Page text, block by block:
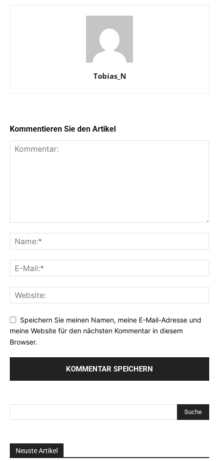
Tobias_N
Kommentieren Sie den Artikel
Speichern Sie meinen Namen, meine E-Mail-Adresse und
meine Website für den nächsten Kommentar in diesem
Browser.
Neuste Artikel